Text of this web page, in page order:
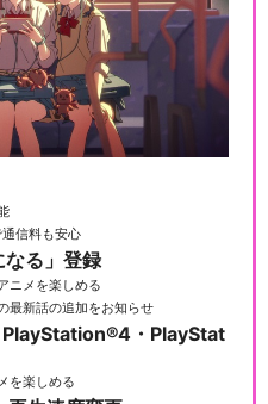
信料も安心
なる」登録
ニメを楽しめる
最新話の追加をお知らせ
・PlayStat
を楽しめる